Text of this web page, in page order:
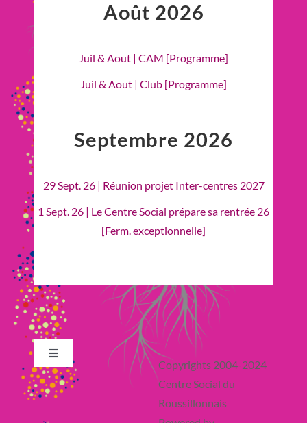
Août 2026
Juil & Aout | CAM [Programme]
Juil & Aout | Club [Programme]
Septembre 2026
29 Sept. 26 | Réunion projet Inter-centres 2027
1 Sept. 26 | Le Centre Social prépare sa rentrée 26
[Ferm. exceptionnelle]
Toggle
Navigation
Retour en Haut
Copyrights 2004-2024
Centre Social du
Roussillonnais